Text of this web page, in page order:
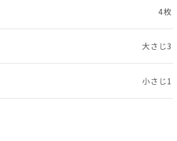
4枚
大さじ3
小さじ1